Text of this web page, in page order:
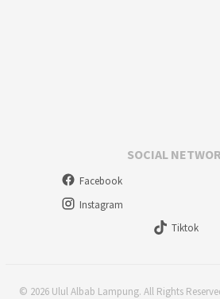
SOCIAL
Facebook
Instagram
Tiktok
© 2026 Ulul Albab Lampung. All Rights